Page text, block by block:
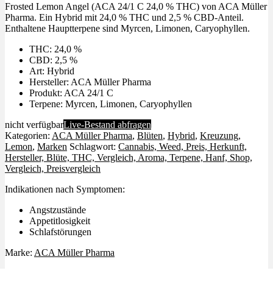
Frosted Lemon Angel (ACA 24/1 C 24,0 % THC) von ACA Müller
Pharma. Ein Hybrid mit 24,0 % THC und 2,5 % CBD-Anteil.
Enthaltene Hauptterpene sind Myrcen, Limonen, Caryophyllen.
THC: 24,0 %
CBD: 2,5 %
Art: Hybrid
Hersteller: ACA Müller Pharma
Produkt: ACA 24/1 C
Terpene: Myrcen, Limonen, Caryophyllen
nicht verfügbarLive-Bestand abfragen
Kategorien: ACA Müller Pharma, Blüten, Hybrid, Kreuzung,
Lemon, Marken Schlagwort: Cannabis, Weed, Preis, Herkunft,
Hersteller, Blüte, THC, Vergleich, Aroma, Terpene, Hanf, Shop,
Vergleich, Preisvergleich
Indikationen nach Symptomen:
Angstzustände
Appetitlosigkeit
Schlafstörungen
Marke: ACA Müller Pharma